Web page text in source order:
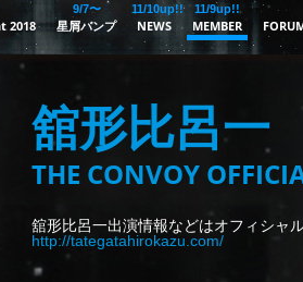
2018 星屑バンプ
9/7〜
NEWS
11/10up!!
MEMBER
11/9up!!
舘形比呂一
THE CONVOY
舘形比呂一出演情報などはオフィシャ
http://tategatahirokazu.com/